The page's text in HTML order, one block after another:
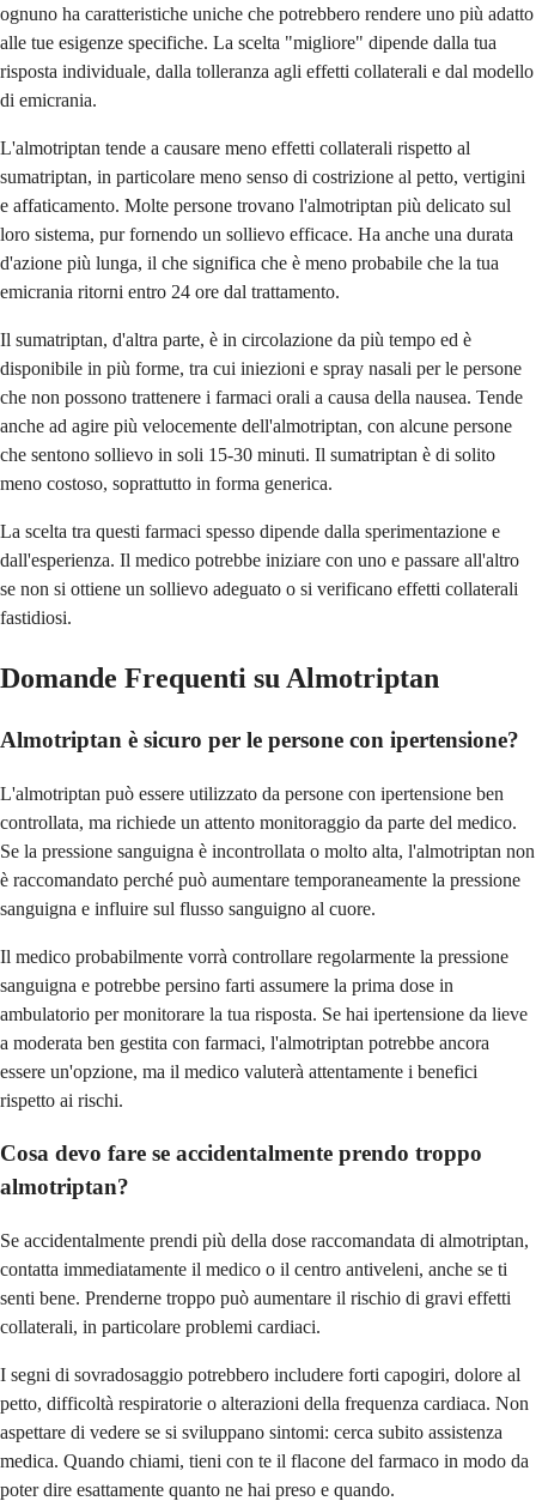
ognuno ha caratteristiche uniche che potrebbero rendere uno più adatto
alle tue esigenze specifiche. La scelta "migliore" dipende dalla tua
risposta individuale, dalla tolleranza agli effetti collaterali e dal modello
di emicrania.
L'almotriptan tende a causare meno effetti collaterali rispetto al
sumatriptan, in particolare meno senso di costrizione al petto, vertigini
e affaticamento. Molte persone trovano l'almotriptan più delicato sul
loro sistema, pur fornendo un sollievo efficace. Ha anche una durata
d'azione più lunga, il che significa che è meno probabile che la tua
emicrania ritorni entro 24 ore dal trattamento.
Il sumatriptan, d'altra parte, è in circolazione da più tempo ed è
disponibile in più forme, tra cui iniezioni e spray nasali per le persone
che non possono trattenere i farmaci orali a causa della nausea. Tende
anche ad agire più velocemente dell'almotriptan, con alcune persone
che sentono sollievo in soli 15-30 minuti. Il sumatriptan è di solito
meno costoso, soprattutto in forma generica.
La scelta tra questi farmaci spesso dipende dalla sperimentazione e
dall'esperienza. Il medico potrebbe iniziare con uno e passare all'altro
se non si ottiene un sollievo adeguato o si verificano effetti collaterali
fastidiosi.
Domande Frequenti su Almotriptan
Almotriptan è sicuro per le persone con ipertensione?
L'almotriptan può essere utilizzato da persone con ipertensione ben
controllata, ma richiede un attento monitoraggio da parte del medico.
Se la pressione sanguigna è incontrollata o molto alta, l'almotriptan non
è raccomandato perché può aumentare temporaneamente la pressione
sanguigna e influire sul flusso sanguigno al cuore.
Il medico probabilmente vorrà controllare regolarmente la pressione
sanguigna e potrebbe persino farti assumere la prima dose in
ambulatorio per monitorare la tua risposta. Se hai ipertensione da lieve
a moderata ben gestita con farmaci, l'almotriptan potrebbe ancora
essere un'opzione, ma il medico valuterà attentamente i benefici
rispetto ai rischi.
Cosa devo fare se accidentalmente prendo troppo
almotriptan?
Se accidentalmente prendi più della dose raccomandata di almotriptan,
contatta immediatamente il medico o il centro antiveleni, anche se ti
senti bene. Prenderne troppo può aumentare il rischio di gravi effetti
collaterali, in particolare problemi cardiaci.
I segni di sovradosaggio potrebbero includere forti capogiri, dolore al
petto, difficoltà respiratorie o alterazioni della frequenza cardiaca. Non
aspettare di vedere se si sviluppano sintomi: cerca subito assistenza
medica. Quando chiami, tieni con te il flacone del farmaco in modo da
poter dire esattamente quanto ne hai preso e quando.